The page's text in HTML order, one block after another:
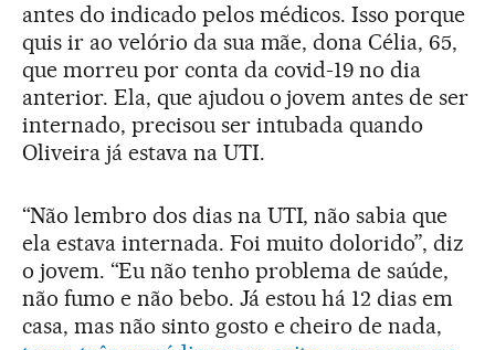
antes do indicado pelos médicos. Isso porque
quis ir ao velório da sua mãe, dona Célia, 65,
que morreu por conta da covid-19 no dia
anterior. Ela, que ajudou o jovem antes de ser
internado, precisou ser intubada quando
Oliveira já estava na UTI.
“Não lembro dos dias na UTI, não sabia que
ela estava internada. Foi muito dolorido”, diz
o jovem. “Eu não tenho problema de saúde,
não fumo e não bebo. Já estou há 12 dias em
casa, mas não sinto gosto e cheiro de nada,